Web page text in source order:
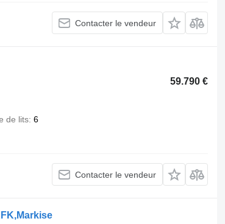
Contacter le vendeur
59.790 €
de lits 6
Contacter le vendeur